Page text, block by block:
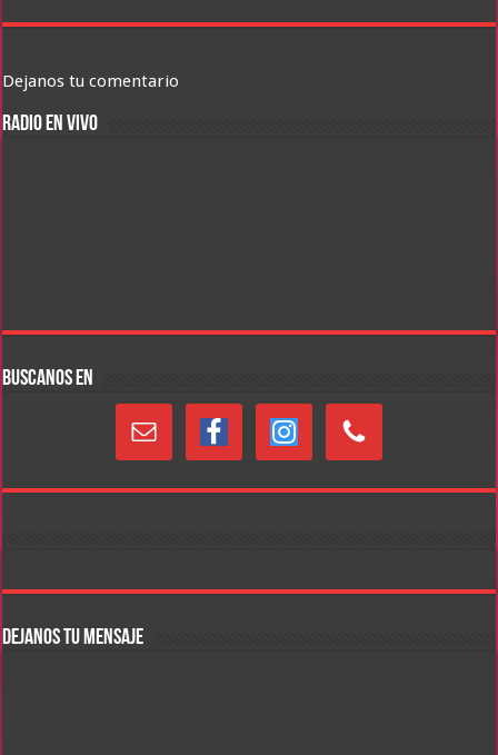
Dejanos tu comentario
RADIO EN VIVO
BUSCANOS EN
DEJANOS TU MENSAJE